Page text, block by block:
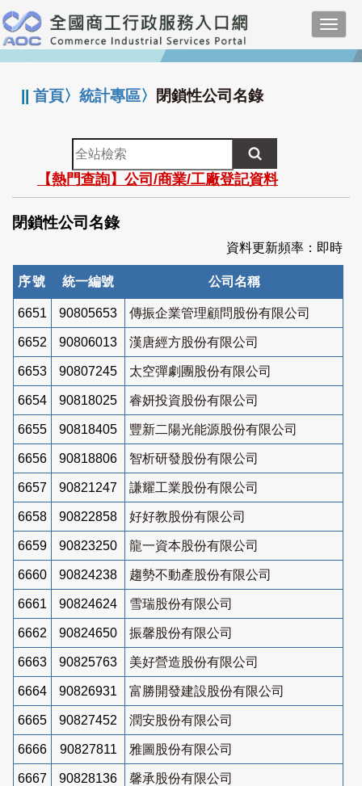
跳
到
主
要
:::
||首頁〉統計專區〉 閉鎖性公司名錄
全
站
檢
索
【熱門查詢】公司/商業/工廠登記資料
閉鎖性公司名錄
資料更新頻率：即時
序號 統一編號 公司名稱
6651 90805653 傳振企業管理顧問股份有限公司
6652 90806013 漢唐經方股份有限公司
6653 90807245 太空彈劇團股份有限公司
6654 90818025 睿妍投資股份有限公司
6655 90818405 豐新二陽光能源股份有限公司
6656 90818806 智析研發股份有限公司
6657 90821247 謙耀工業股份有限公司
6658 90822858 好好教股份有限公司
6659 90823250 龍一資本股份有限公司
6660 90824238 趨勢不動產股份有限公司
6661 90824624 雪瑞股份有限公司
6662 90824650 振馨股份有限公司
6663 90825763 美好營造股份有限公司
6664 90826931 富勝開發建設股份有限公司
6665 90827452 潤安股份有限公司
6666 90827811 雅圖股份有限公司
6667 90828136 馨承股份有限公司